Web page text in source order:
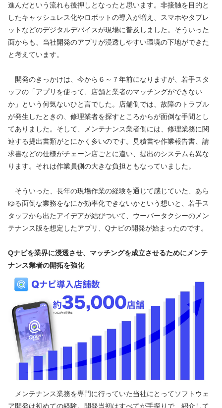
進んだという流れも後押しとなったと思います。非接触を目的と
したキャッシュレス化やロボットの導入が増え、スマホやタブレ
ットなどのデジタルデバイスが現場に普及しました。そういった
面からも、当社開発のアプリが浸透しやすい環境の下地ができた
と考えています。
開発のきっかけは、今から６～７年前になりますが、若手スタ
ッフの「アプリを使って、店舗と業者のマッチングができない
か」という何気ないひと言でした。店舗側では、故障のトラブル
が発生したときの、修理業者を探すところからが面倒な手間とし
てありました。そして、メンテナンス業者側には、修理業務に関
連する提出書類がとにかく多いのです。見積書や作業報告書、請
求書などの仕様がチェーン店ごとに違い、提出のシステムも異な
ります。それは作業員側の大きな負担ともなっていました。
そういった、長年の現場作業の経験を通じて感じていた、あら
ゆる面倒な業務をなにか効率化できないかという想いと、若手ス
タッフから出たアイデアが結びついて、ウーバータクシーのメン
テナンス版を想定したアプリ、Qナビの開発が始まったのです。
Qナビを業界に浸透させ、マッチングを成立させるためにメンテ
ナンス業者の開拓を強化
メンテナンス業務を専門に行っていた当社にとってソフトウェ
ア開発は初めての経験。開発当初はすべてが手探りで、紹介して